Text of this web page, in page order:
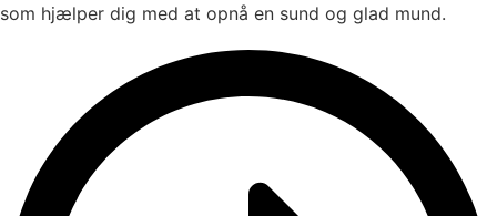
som hjælper dig med at opnå en sund og glad mund.